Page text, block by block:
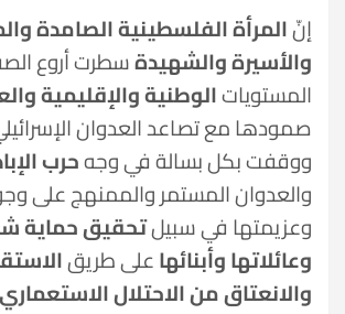
إنّالمرأة الفلسطينية الصامدة
والأسيرة والشهيدةسطرت أروع
المستوياتالوطنية والإقليمية
صمودها مع تصاعد العدوان
ووقفت بكل بسالة في وجهحرب
والعدوان المستمر والممنهج على
وعزيمتها في سبيلتحقيق حماية
وعائلاتها وأبنائهاعلى طريق
والانعتاق من الاحتلال